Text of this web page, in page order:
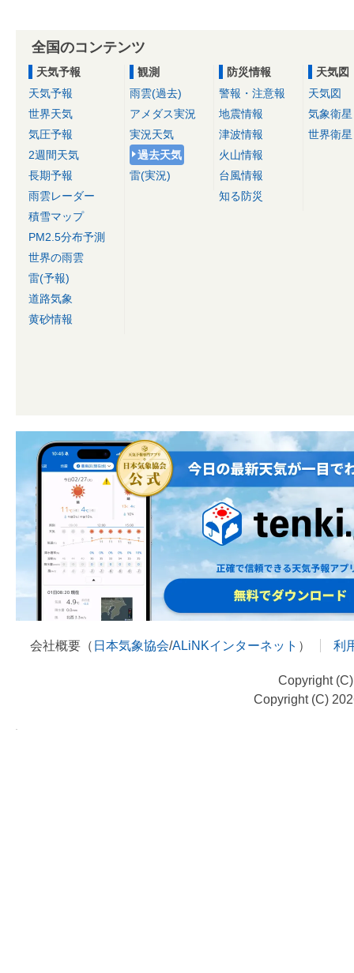
全国のコンテンツ
天気予報
天気予報
世界天気
気圧予報
2週間天気
長期予報
雨雲レーダー
積雪マップ
PM2.5分布予測
世界の雨雲
雷(予報)
道路気象
黄砂情報
観測
雨雲(過去)
アメダス実況
実況天気
過去天気
雷(実況)
防災情報
警報・注意報
地震情報
津波情報
火山情報
台風情報
知る防災
天気図
天気図
気象衛星
世界衛星
会社概要（ 日本気象協会/ALiNKインターネット ） 利
Copyright
Copyright (C)